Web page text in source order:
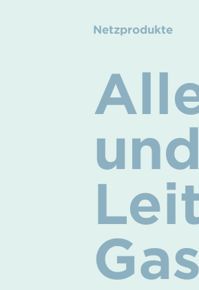
Netzprodukte